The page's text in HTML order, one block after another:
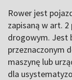
Rower jest
zapisaną w art.
drogowym. Jest
przeznaczonym
maszynę lub
dla